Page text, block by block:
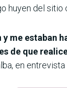
huyen del sitio
y me estaban
de que
en entrevista